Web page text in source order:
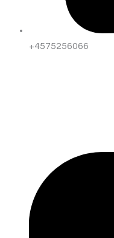
+4575256066